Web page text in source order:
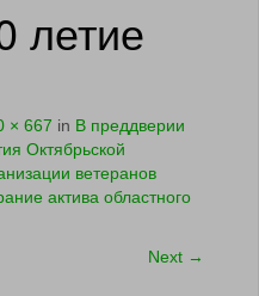
летие
× 667 in В преддверии
Октябрьской
ветеранов
актива областного
Next →